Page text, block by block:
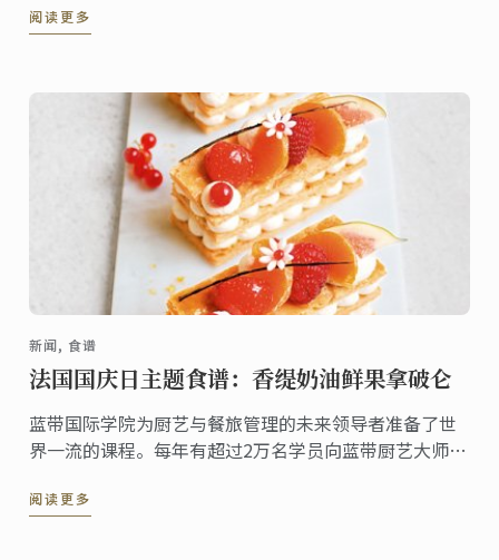
廚藝餐旅學院為了鼓勵更多喜愛廚藝的朋友有機會進入
阅读更多
新闻, 食谱
法国国庆日主题食谱：香缇奶油鲜果拿破仑
蓝带国际学院为厨艺与餐旅管理的未来领导者准备了世
界一流的课程。每年有超过2万名学员向蓝带厨艺大师与
庆日，蓝带大师非常高兴地与您分享一款法式甜点的经
阅读更多